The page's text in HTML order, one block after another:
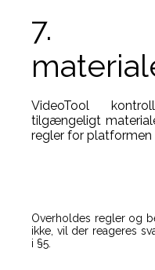
7.
VideoTool
tilgængeligt
regler for platformen
Overholdes regler og
ikke, vil der reageres
i §5.